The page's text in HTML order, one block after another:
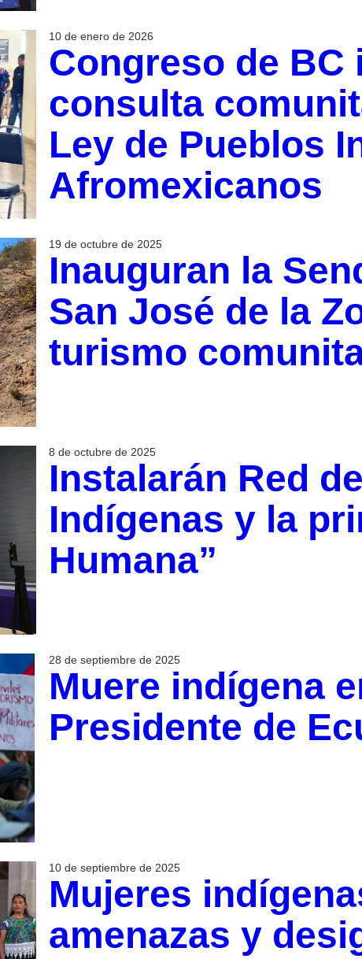
10 de enero de 2026
Congreso de
consulta
Ley de Pueblos
Afromexicanos
19 de octubre de 2025
Inauguran la
San José de la
turismo
8 de octubre de 2025
Instalarán Red
Indígenas y la
Humana”
28 de septiembre de 2025
Muere indígena
Presidente de
10 de septiembre de 2025
Mujeres
amenazas y